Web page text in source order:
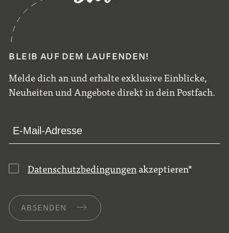
BLEIB AUF DEM LAUFENDEN!
Melde dich an und erhalte exklusive Einblicke,
Neuheiten und Angebote direkt in dein Postfach.
Datenschutzbedingungen akzeptieren*
ABSENDEN